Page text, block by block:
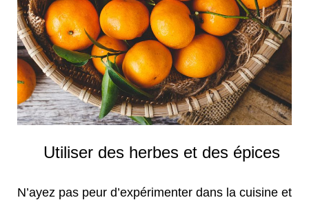
Utiliser des herbes et des épices
N’ayez pas peur d’expérimenter dans la cuisine et